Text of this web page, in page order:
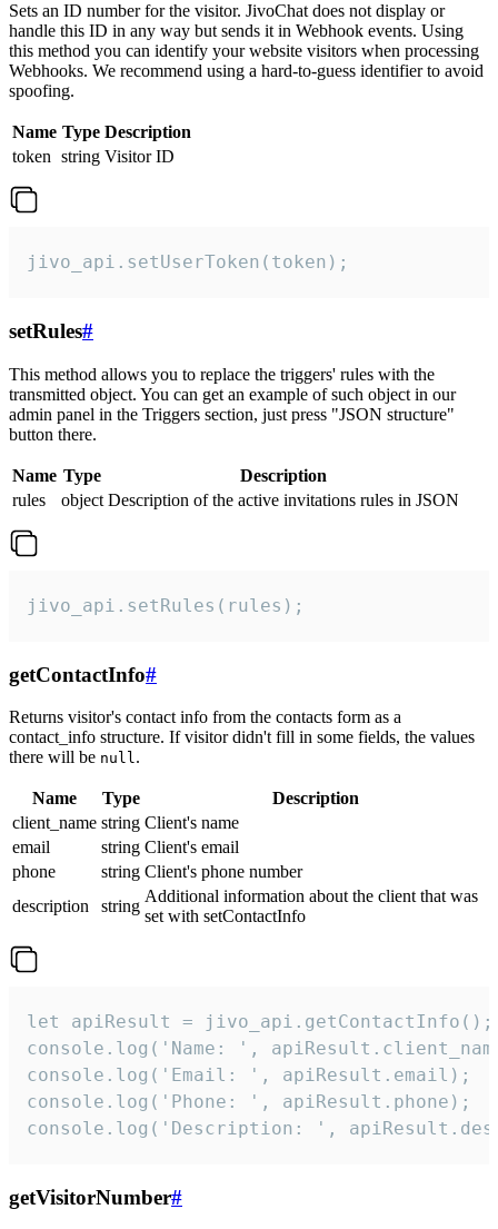
Sets an ID number for the visitor. JivoChat does not display or
handle this ID in any way but sends it in Webhook events. Using
this method you can identify your website visitors when processing
Webhooks. We recommend using a hard-to-guess identifier to avoid
spoofing.
Name Type Description
token string Visitor ID
jivo_api.setUserToken(token);
setRules#
This method allows you to replace the triggers' rules with the
transmitted object. You can get an example of such object in our
admin panel in the Triggers section, just press "JSON structure"
button there.
Name Type
Description
rules
object Description of the active invitations rules in JSON
jivo_api.setRules(rules);
getContactInfo#
Returns visitor's contact info from the contacts form as a
contact_info structure. If visitor didn't fill in some fields, the values
there will be null.
Name Type
Description
client_name string Client's name
email
string Client's email
phone
string Client's phone number
description
string
Additional information about the client that was
set with setContactInfo
let apiResult = jivo_api.getContactInfo();
console.log('Name: ',
console.log('Email: ', apiResult.email);
console.log('Phone: ', apiResult.phone);
console.log('Description: ',
getVisitorNumber#